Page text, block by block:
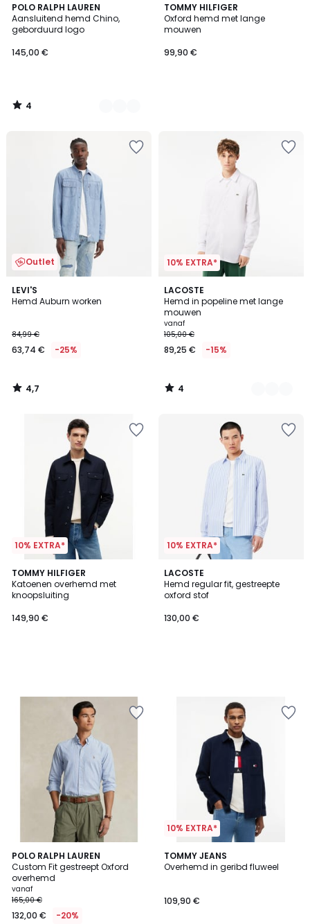
POLO RALPH LAUREN
Aansluitend hemd Chino,
geborduurd logo
145,00 €
4
/
5
2
Kleuren
4
/
TOMMY HILFIGER
Oxford hemd met lange
mouwen
99,90 €
Outlet
LEVI'S
Hemd Auburn worken
84,99 €
63,74 € -25%
4,7
/ 5
4,7
/
10% EXTRA*
LACOSTE
Hemd in popeline met lange
mouwen
vanaf
105,00 €
89,25 € -15%
4
/
5
2
Kleuren
4
/
10% EXTRA*
TOMMY HILFIGER
Katoenen overhemd met
knoopsluiting
149,90 €
10% EXTRA*
LACOSTE
Hemd regular fit, gestreepte
oxford stof
130,00 €
POLO RALPH LAUREN
Custom Fit gestreept Oxford
overhemd
vanaf
165,00 €
132,00 € -20%
5
/
5
2
Kleuren
10% EXTRA*
TOMMY JEANS
Overhemd in geribd fluweel
109,90 €
2
Kleuren